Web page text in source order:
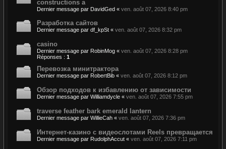
constructions a
Dernier message par DavidGed « ven. août 07, 2026 8:40 pm
Разработка сайтов
Dernier message par df_kpSt « ven. août 07, 2026 8:32 pm
casino
Dernier message par RobinMog « ven. août 07, 2026 8:28 pm
Réponses : 1
Перевозка минитрактора
Dernier message par RobertBib « ven. août 07, 2026 8:12 pm
Обзор подходов к избавлению от зависимости
Dernier message par Williamdycle « ven. août 07, 2026 7:55 pm
traverse feather bark emerald lantern
Dernier message par WillieCah « ven. août 07, 2026 7:36 pm
Интернет-казино с видеослотами Reels превращается
Dernier message par RudolphAccut « ven. août 07, 2026 7:11 pm